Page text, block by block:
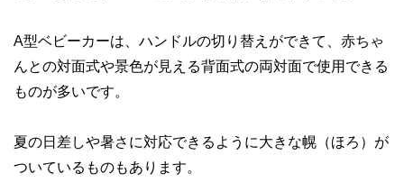
A型ベビーカーは、ハンドルの切り替えができて、赤ちゃ
んとの対面式や景色が見える背面式の両対面で使用できる
ものが多いです。
夏の日差しや暑さに対応できるように大きな幌（ほろ）が
ついているものもあります。